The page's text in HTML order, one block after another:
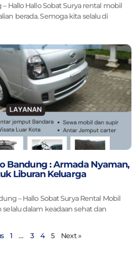
Hallo Hallo Sobat Surya rental mobil
berada. Semoga kita selalu di
Bandung : Armada Nyaman,
Liburan Keluarga
– Hallo Sobat Surya Rental Mobil
dalam keadaan sehat dan
1 … 3 4 5 Next »